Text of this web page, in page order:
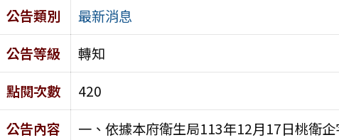
公告類別
最新消息
公告等級
轉知
點閱次數
420
公告內容
一、依據本府衛生局113年12月17日桃衛